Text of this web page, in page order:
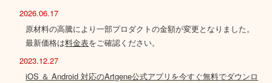
2026.06.17
原材料の高騰により一部プロダクトの金額が変更となりました。
最新価格は料金表をご確認ください。
2023.12.27
iOS ＆ Android 対応のArtgene公式アプリを今すぐ無料でダウンロ